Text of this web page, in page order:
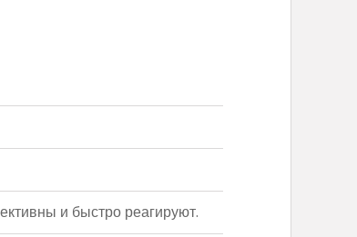
и быстро реагируют.